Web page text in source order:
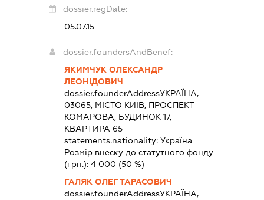
dossier.regDate:
05.07.15
dossier.foundersAndBenef:
ЯКИМЧУК ОЛЕКСАНДР
ЛЕОНІДОВИЧ
dossier.founderAddressУКРАЇНА,
03065, МІСТО КИЇВ, ПРОСПЕКТ
КОМАРОВА, БУДИНОК 17,
КВАРТИРА 65
statements.nationality:Україна
Розмір внеску до статутного фонду
(грн.):4 000 (50 %)
ГАЛЯК ОЛЕГ ТАРАСОВИЧ
dossier.founderAddressУКРАЇНА,